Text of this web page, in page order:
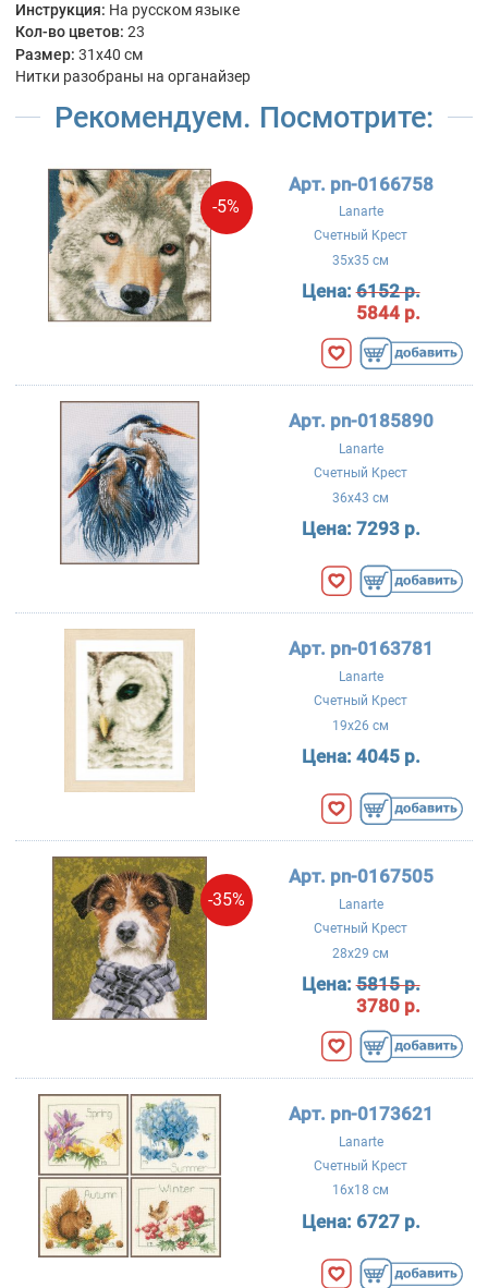
Инструкция: На русском языке
Кол-во цветов: 23
Размер: 31x40 см
Нитки разобраны на органайзер
Рекомендуем. Посмотрите:
-5%
Арт. pn-0166758
Lanarte
Счетный Крест
35x35 см
Цена:6152 р.
5844 р.
Арт. pn-0185890
Lanarte
Счетный Крест
36x43 см
Цена: 7293 р.
Арт. pn-0163781
Lanarte
Счетный Крест
19x26 см
Цена: 4045 р.
-35%
Арт. pn-0167505
Lanarte
Счетный Крест
28x29 см
Цена:5815 р.
3780 р.
Арт. pn-0173621
Lanarte
Счетный Крест
16x18 см
Цена: 6727 р.